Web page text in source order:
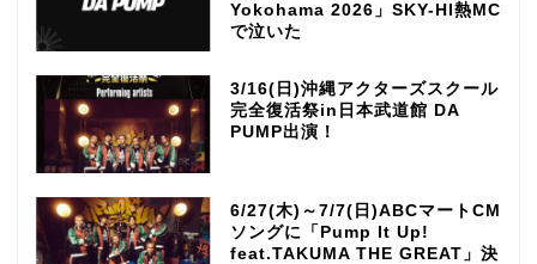
Yokohama 2026」SKY-HI熱MC
で泣いた
3/16(日)沖縄アクターズスクール
完全復活祭in日本武道館 DA
PUMP出演！
6/27(木)～7/7(日)ABCマートCM
ソングに「Pump It Up!
feat.TAKUMA THE GREAT」決